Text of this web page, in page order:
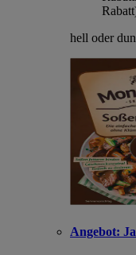
hell oder
Angebot: